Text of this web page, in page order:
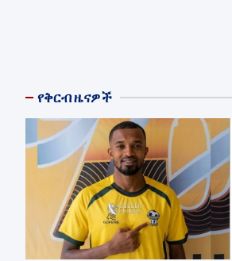
የቅርብ ዜናዎች